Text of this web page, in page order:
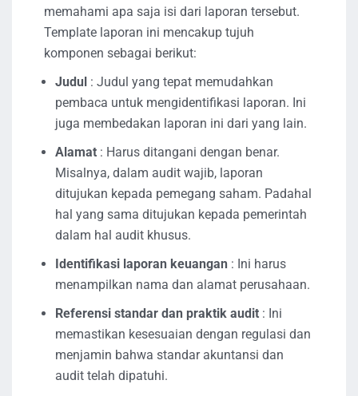
memahami apa saja isi dari laporan tersebut.
Template laporan ini mencakup tujuh
komponen sebagai berikut:
Judul : Judul yang tepat memudahkan
pembaca untuk mengidentifikasi laporan. Ini
juga membedakan laporan ini dari yang lain.
Alamat : Harus ditangani dengan benar.
Misalnya, dalam audit wajib, laporan
ditujukan kepada pemegang saham. Padahal
hal yang sama ditujukan kepada pemerintah
dalam hal audit khusus.
Identifikasi laporan keuangan : Ini harus
menampilkan nama dan alamat perusahaan.
Referensi standar dan praktik audit : Ini
memastikan kesesuaian dengan regulasi dan
menjamin bahwa standar akuntansi dan
audit telah dipatuhi.